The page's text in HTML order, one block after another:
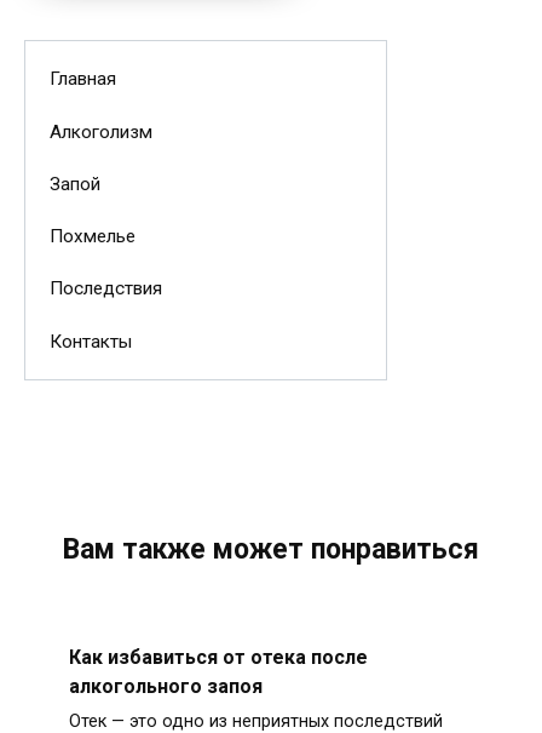
Главная
Алкоголизм
Запой
Похмелье
Последствия
Контакты
Вам также может понравиться
Как избавиться от отека после
алкогольного запоя
Отек — это одно из неприятных последствий